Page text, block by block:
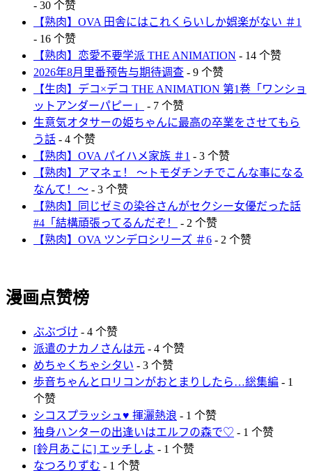
- 30 个赞
【熟肉】OVA 田舎にはこれくらいしか娯楽がない ＃1
- 16 个赞
【熟肉】恋愛不要学派 THE ANIMATION - 14 个赞
2026年8月里番预告与期待调查 - 9 个赞
【生肉】デコ×デコ THE ANIMATION 第1巻「ワンショ
ットアンダーパピー」
- 7 个赞
生意気オタサーの姫ちゃんに最高の卒業をさせてもら
う話 - 4 个赞
【熟肉】OVA パイハメ家族 ＃1 - 3 个赞
【熟肉】アマネェ！ ～トモダチンチでこんな事になる
なんて！～ - 3 个赞
【熟肉】同じゼミの染谷さんがセクシー女優だった話
#4「結構頑張ってるんだぞ！
- 2 个赞
【熟肉】OVA ツンデロシリーズ ＃6 - 2 个赞
漫画点赞榜
ぶぶづけ - 4 个赞
派遣のナカノさんは元 - 4 个赞
めちゃくちゃシタい - 3 个赞
歩音ちゃんとロリコンがおとまりしたら…総集編 - 1
个赞
シコスプラッシュ♥️ 揮灑熱浪 - 1 个赞
独身ハンターの出逢いはエルフの森で♡ - 1 个赞
[鈴月あこに] エッチしよ - 1 个赞
なつろりずむ - 1 个赞